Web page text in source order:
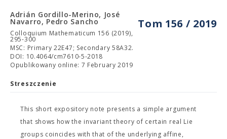
Tom 156 / 2019
Adrián Gordillo-Merino, José
Navarro, Pedro Sancho
Colloquium Mathematicum 156 (2019),
295-300
MSC: Primary 22E47; Secondary 58A32.
DOI: 10.4064/cm7610-5-2018
Opublikowany online: 7 February 2019
Streszczenie
This short expository note presents a simple argument
that shows how the invariant theory of certain real Lie
groups coincides with that of the underlying affine,